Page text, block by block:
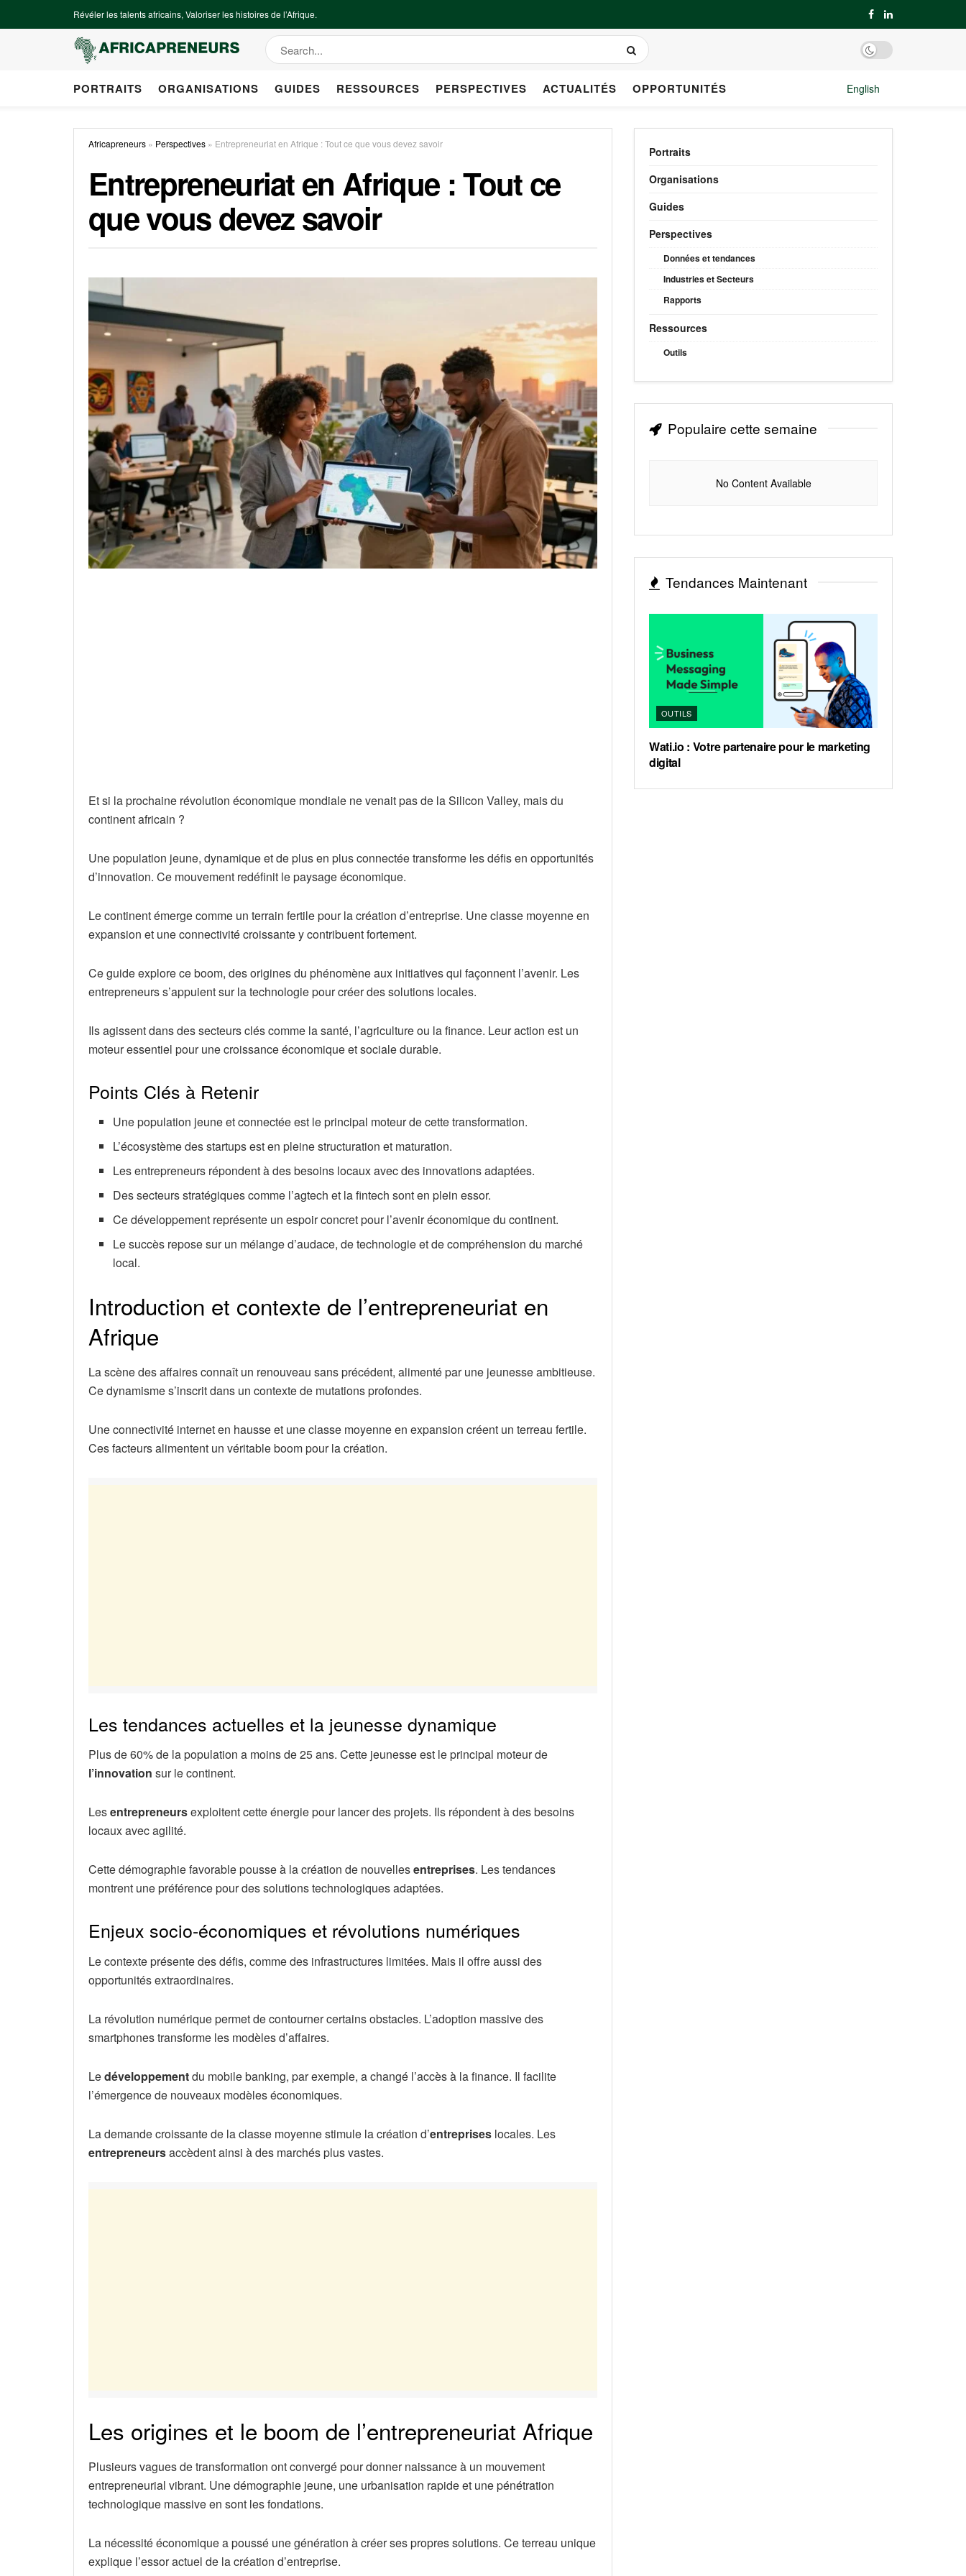
Révéler les talents africains, Valoriser les histoires de l’Afrique.
PORTRAITS ORGANISATIONS GUIDES RESSOURCES PERSPECTIVES ACTUALITÉS OPPORTUNITÉS English
Africapreneurs » Perspectives » Entrepreneuriat en Afrique : Tout ce que vous devez savoir
Entrepreneuriat en Afrique : Tout ce
que vous devez savoir
Et si la prochaine révolution économique mondiale ne venait pas de la Silicon Valley, mais du
continent africain ?
Une population jeune, dynamique et de plus en plus connectée transforme les défis en opportunités
d’innovation. Ce mouvement redéfinit le paysage économique.
Le continent émerge comme un terrain fertile pour la création d’entreprise. Une classe moyenne en
expansion et une connectivité croissante y contribuent fortement.
Ce guide explore ce boom, des origines du phénomène aux initiatives qui façonnent l’avenir. Les
entrepreneurs s’appuient sur la technologie pour créer des solutions locales.
Ils agissent dans des secteurs clés comme la santé, l’agriculture ou la finance. Leur action est un
moteur essentiel pour une croissance économique et sociale durable.
Points Clés à Retenir
Une population jeune et connectée est le principal moteur de cette transformation.
L’écosystème des startups est en pleine structuration et maturation.
Les entrepreneurs répondent à des besoins locaux avec des innovations adaptées.
Des secteurs stratégiques comme l’agtech et la fintech sont en plein essor.
Ce développement représente un espoir concret pour l’avenir économique du continent.
Le succès repose sur un mélange d’audace, de technologie et de compréhension du marché
local.
Introduction et contexte de l’entrepreneuriat en
Afrique
La scène des affaires connaît un renouveau sans précédent, alimenté par une jeunesse ambitieuse.
Ce dynamisme s’inscrit dans un contexte de mutations profondes.
Une connectivité internet en hausse et une classe moyenne en expansion créent un terreau fertile.
Ces facteurs alimentent un véritable boom pour la création.
Les tendances actuelles et la jeunesse dynamique
Plus de 60% de la population a moins de 25 ans. Cette jeunesse est le principal moteur de
l’innovation sur le continent.
Lesentrepreneursexploitent cette énergie pour lancer des projets. Ils répondent à des besoins
locaux avec agilité.
Cette démographie favorable pousse à la création de nouvellesentreprises. Les tendances
montrent une préférence pour des solutions technologiques adaptées.
Enjeux socio-économiques et révolutions numériques
Le contexte présente des défis, comme des infrastructures limitées. Mais il offre aussi des
opportunités extraordinaires.
La révolution numérique permet de contourner certains obstacles. L’adoption massive des
smartphones transforme les modèles d’affaires.
Ledéveloppementdu mobile banking, par exemple, a changé l’accès à la finance. Il facilite
l’émergence de nouveaux modèles économiques.
La demande croissante de la classe moyenne stimule la création d’entreprises locales. Les
entrepreneursaccèdent ainsi à des marchés plus vastes.
Les origines et le boom de l’entrepreneuriat Afrique
Plusieurs vagues de transformation ont convergé pour donner naissance à un mouvement
entrepreneurial vibrant. Une démographie jeune, une urbanisation rapide et une pénétration
technologique massive en sont les fondations.
La nécessité économique a poussé une génération à créer ses propres solutions. Ce terreau unique
explique l’essor actuel de la création d’entreprise.
Portraits
Organisations
Guides
Perspectives
Données et tendances
Industries et Secteurs
Rapports
Ressources
Outils
Populaire cette semaine
No Content Available
Tendances Maintenant
OUTILS
Wati.io : Votre partenaire pour le marketing
digital